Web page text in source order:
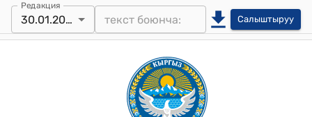
Редакция
30.01.2025 Салыштыруу